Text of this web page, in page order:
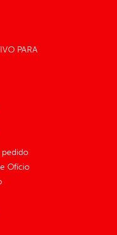
PARA
pedido
Ofício